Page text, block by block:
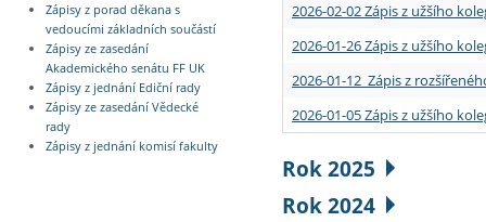
Zápisy z porad děkana s
vedoucími základních součástí
Zápisy ze zasedání
Akademického senátu FF UK
Zápisy z jednání Ediční rady
Zápisy ze zasedání Vědecké
rady
Zápisy z jednání komisí fakulty
2026-02-02 Zápis z užšího
2026-01-26 Zápis z užšího
2026-01-12 Zápis z
2026-01-05 Zápis z užšího
Rok 2025
Rok 2024